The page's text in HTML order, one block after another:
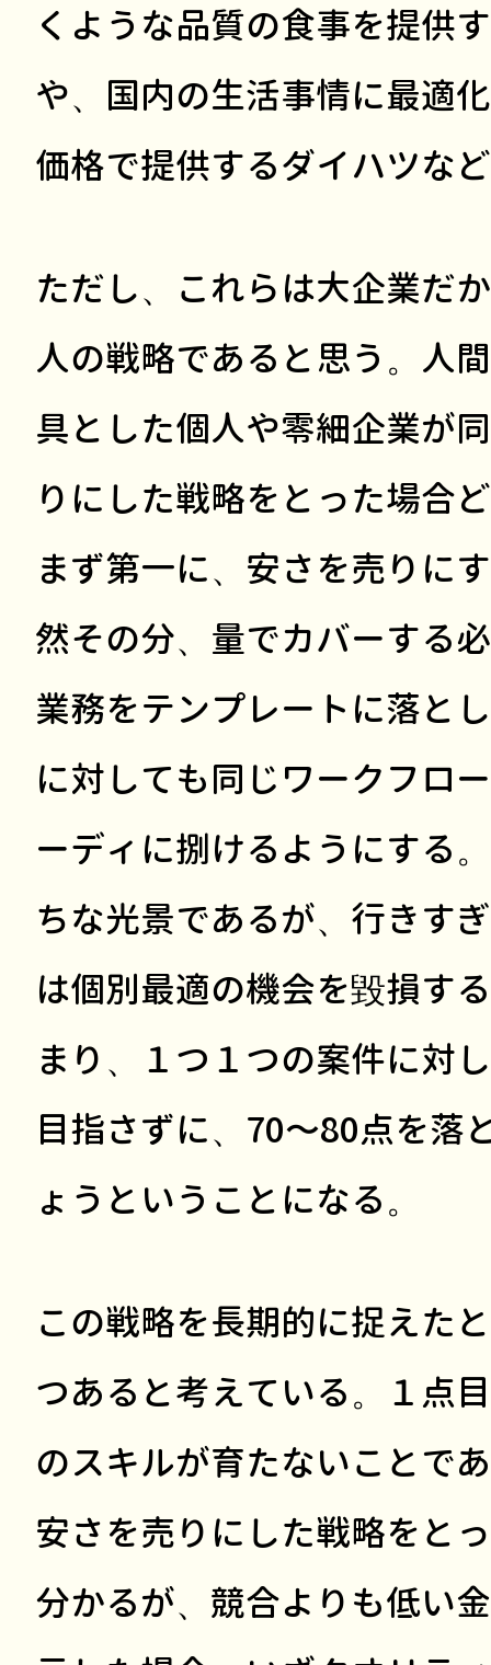
くような品質の食事を提供
や、国内の生活事情に最適
価格で提供するダイハツな
ただし、これらは大企業だ
人の戦略であると思う。人
具とした個人や零細企業が
りにした戦略をとった場合
まず第一に、安さを売りに
然その分、量でカバーする
業務をテンプレートに落と
に対しても同じワークフロ
ーディに捌けるようにする
ちな光景であるが、行きす
は個別最適の機会を毀損す
まり、１つ１つの案件に対
目指さずに、70〜80点を落
ょうということになる。
この戦略を長期的に捉えた
つあると考えている。１点
のスキルが育たないことで
安さを売りにした戦略をと
分かるが、競合よりも低い